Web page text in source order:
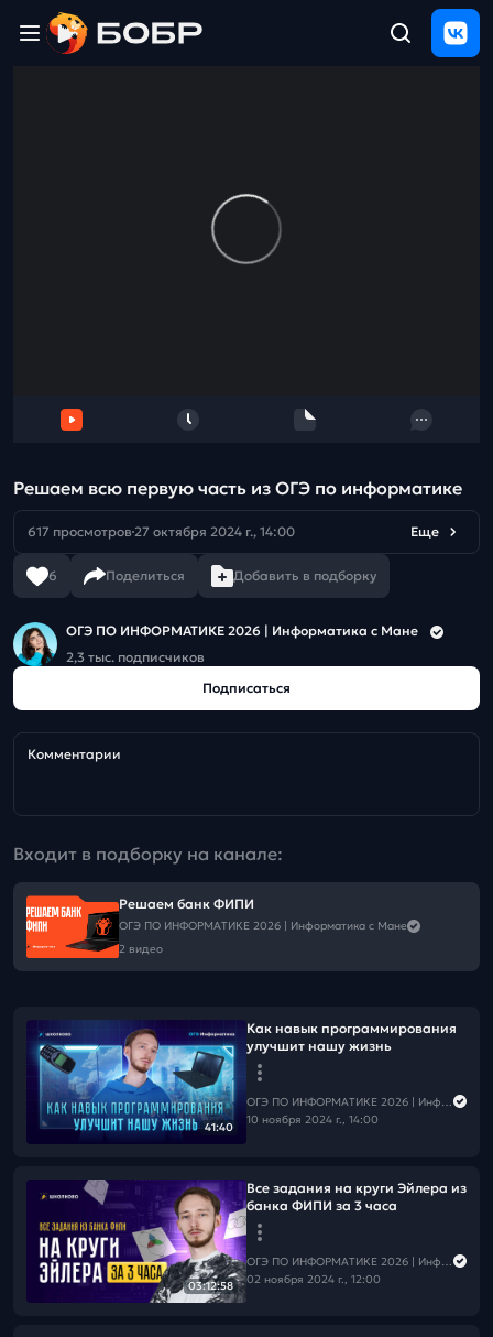
Решаем всю первую часть из ОГЭ по информатике
617 просмотров 27 октября 2024 г., 14:00 Еще
6 Поделиться Добавить в подборку
ОГЭ ПО ИНФОРМАТИКЕ 2026 | Информатика с Мане
2,3 тыс. подписчиков
Подписаться
Комментарии
Входит в подборку на канале:
Решаем банк ФИПИ
ОГЭ ПО ИНФОРМАТИКЕ 2026 | Информатика с Мане
2 видео
41:40
Как навык программирования
улучшит нашу жизнь
ОГЭ ПО ИНФОРМАТИКЕ 2026 | Информатика с Мане
10 ноября 2024 г., 14:00
03:12:58
Все задания на круги Эйлера из
банка ФИПИ за 3 часа
ОГЭ ПО ИНФОРМАТИКЕ 2026 | Информатика с Мане
02 ноября 2024 г., 12:00